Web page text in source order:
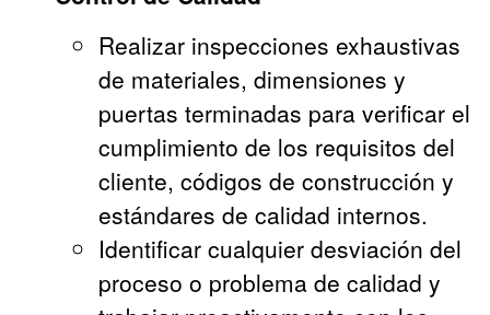
Realizar inspecciones exhaustivas
de materiales, dimensiones y
puertas terminadas para verificar el
cumplimiento de los requisitos del
cliente, códigos de construcción y
estándares de calidad internos.
Identificar cualquier desviación del
proceso o problema de calidad y